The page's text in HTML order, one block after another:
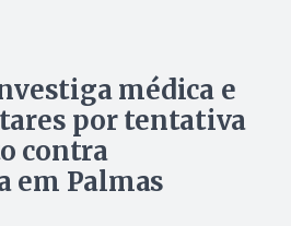
médica e
por tentativa
contra
em Palmas